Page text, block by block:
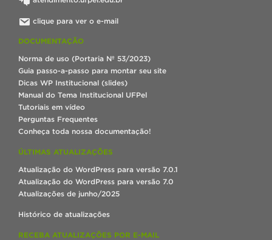
clique para ver o e-mail
DOCUMENTAÇÃO
Norma de uso (Portaria Nº 53/2023)
Guia passo-a-passo para montar seu site
Dicas WP Institucional (slides)
Manual do Tema Institucional UFPel
Tutoriais em vídeo
Perguntas Frequentes
Conheça toda nossa documentação!
ÚLTIMAS ATUALIZAÇÕES
Atualização do WordPress para versão 7.0.1
Atualização do WordPress para versão 7.0
Atualizações de junho/2025
Histórico de atualizações
RECEBA ATUALIZAÇÕES POR E-MAIL